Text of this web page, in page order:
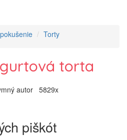
Torty
torta
autor 5829x
piškót